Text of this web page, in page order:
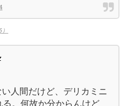
人間だけど、デリカミニ
。何故か分からんけど